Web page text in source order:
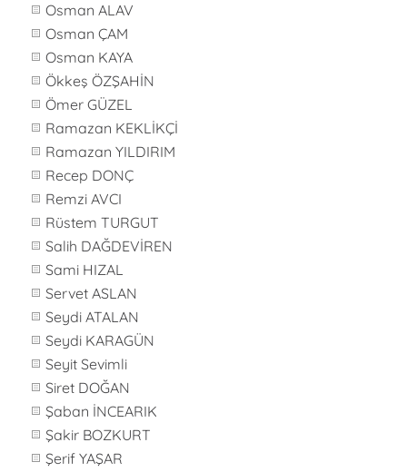
Osman ALAV
Osman ÇAM
Osman KAYA
Ökkeş ÖZŞAHİN
Ömer GÜZEL
Ramazan KEKLİKÇİ
Ramazan YILDIRIM
Recep DONÇ
Remzi AVCI
Rüstem TURGUT
Salih DAĞDEVİREN
Sami HIZAL
Servet ASLAN
Seydi ATALAN
Seydi KARAGÜN
Seyit Sevimli
Siret DOĞAN
Şaban İNCEARIK
Şakir BOZKURT
Şerif YAŞAR